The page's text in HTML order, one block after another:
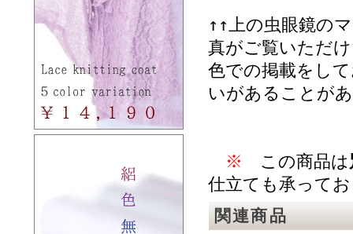
↑↑上の虫眼鏡の
真がご覧いただ
色での掲載をし
いがあることが
※ この商品は
仕立ても承って
関連商品